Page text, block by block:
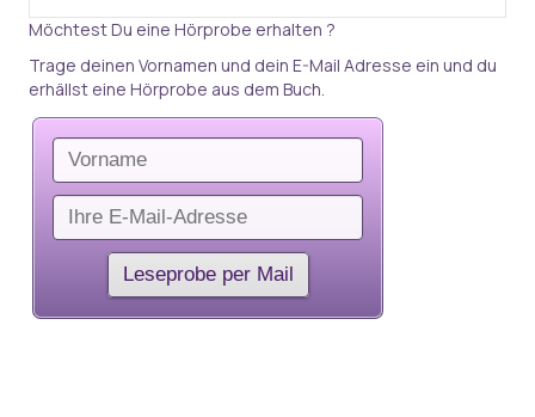
Möchtest Du eine Hörprobe erhalten ?
Trage deinen Vornamen und dein E-Mail Adresse ein und du
erhällst eine Hörprobe aus dem Buch.